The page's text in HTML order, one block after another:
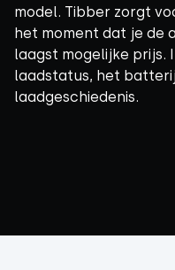
model. Tibber zorgt
het moment dat je de
laagst mogelijke prijs.
laadstatus, het
laadgeschiedenis.